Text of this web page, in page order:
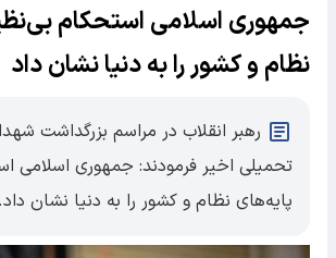
جمهوری اسلامی استحکام
نظام و کشور را به دنیا نشان داد
رهبر انقلاب در مراسم بزرگداشت
تحمیلی اخیر فرمودند: جمهوری اسلامی
پایه‌های نظام و کشور را به دنیا نشان داد.